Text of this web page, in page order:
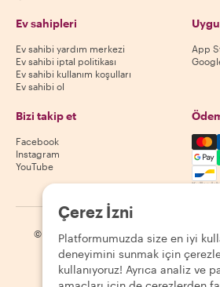
Ev sahipleri
Ev sahibi yardım merkezi
Ev sahibi iptal politikası
Ev sahibi kullanım koşulları
Ev sahibi ol
App
Bizi takip et
Facebook
Instagram
YouTube
© 2026 Withlocals.com Gizlilik Politikası |
Çerez İzni
Platformumuzda size en iyi
deneyimini sunmak için
kullanıyoruz! Ayrıca analiz ve